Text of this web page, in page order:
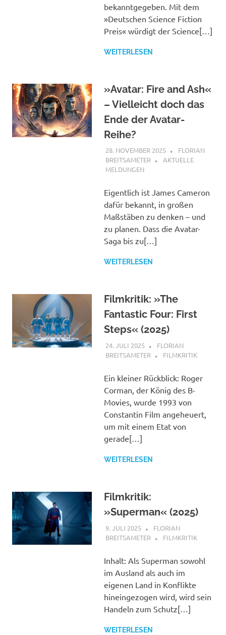
bekanntgegeben. Mit dem
»Deutschen Science Fiction
Preis« würdigt der Science[…]
WEITERLESEN
»Avatar: Fire and Ash«
– Vielleicht doch das
Ende der Avatar-
Reihe?
28. NOVEMBER 2025
FLORIAN
BREITSAMETER
AKTUELLE
MELDUNGEN
Eigentlich ist James Cameron
dafür bekannt, in großen
Maßstäben zu denken – und
zu planen. Dass die Avatar-
Saga bis zu[…]
WEITERLESEN
Filmkritik: »The
Fantastic Four: First
Steps« (2025)
24. JULI 2025
FLORIAN
BREITSAMETER
FILMKRITIK
Ein kleiner Rückblick: Roger
Corman, der König des B-
Movies, wurde 1993 von
Constantin Film angeheuert,
um mit einem Etat von
gerade[…]
WEITERLESEN
Filmkritik:
»Superman« (2025)
9. JULI 2025
FLORIAN
BREITSAMETER
FILMKRITIK
Inhalt: Als Superman sowohl
im Ausland als auch im
eigenen Land in Konflikte
hineingezogen wird, wird sein
Handeln zum Schutz[…]
WEITERLESEN